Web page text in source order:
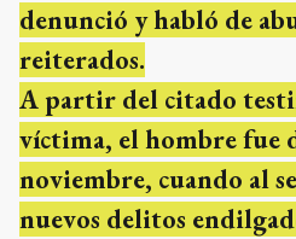
denunció y habló de
reiterados.
A partir del citado
víctima, el hombre fue
noviembre, cuando al
nuevos delitos